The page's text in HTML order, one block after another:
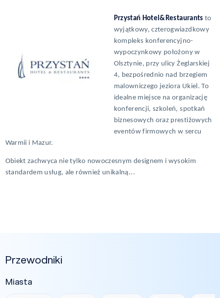
Przystań Hotel&Restaurants to
wyjątkowy, czterogwiazdkowy
kompleks konferencyjno-
wypoczynkowy położony w
Olsztynie, przy ulicy Żeglarskiej
4, bezpośrednio nad brzegiem
malowniczego jeziora Ukiel. To
idealne miejsce na organizację
konferencji, szkoleń, spotkań
biznesowych oraz prestiżowych
eventów firmowych w sercu
Warmii i Mazur.
Obiekt zachwyca nie tylko nowoczesnym designem i wysokim
standardem usług, ale również unikalną...
Przewodniki
Miasta